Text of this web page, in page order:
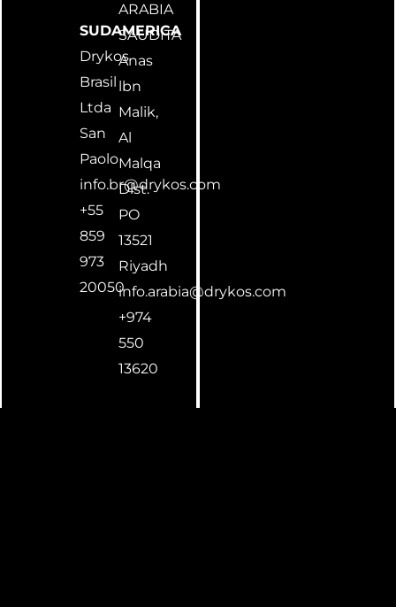
SUDAMERICA
Drykos
Brasil
Ltda
San
Paolo
info.br@drykos.com
+55
859
973
20050
ARABIA
SAUDITA
Anas
lbn
Malik,
Al
Malqa
Dlst.
PO
13521
Riyadh
info.arabia@drykos.com
+974
550
13620